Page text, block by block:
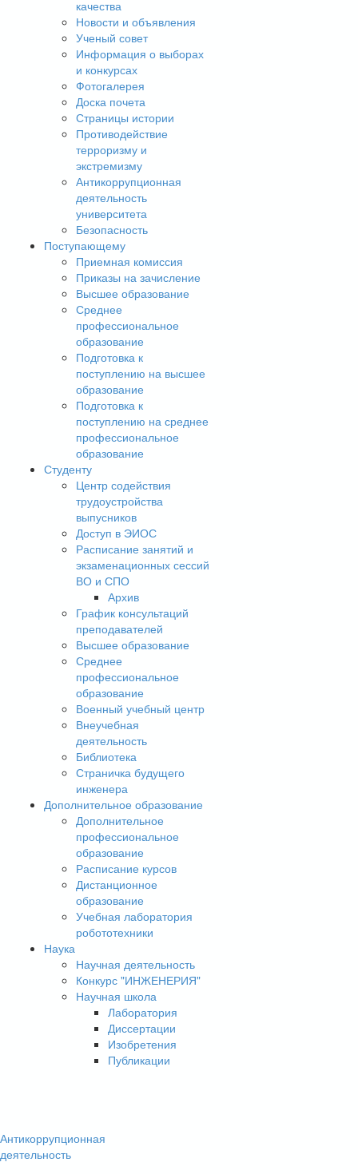
качества
Новости и объявления
Ученый совет
Информация о выборах
и конкурсах
Фотогалерея
Доска почета
Страницы истории
Противодействие
терроризму и
экстремизму
Антикоррупционная
деятельность
университета
Безопасность
Поступающему
Приемная комиссия
Приказы на зачисление
Высшее образование
Среднее
профессиональное
образование
Подготовка к
поступлению на высшее
образование
Подготовка к
поступлению на среднее
профессиональное
образование
Студенту
Центр содействия
трудоустройства
выпусников
Доступ в ЭИОС
Расписание занятий и
экзаменационных сессий
ВО и СПО
Архив
График консультаций
преподавателей
Высшее образование
Среднее
профессиональное
образование
Военный учебный центр
Внеучебная
деятельность
Библиотека
Страничка будущего
инженера
Дополнительное образование
Дополнительное
профессиональное
образование
Расписание курсов
Дистанционное
образование
Учебная лаборатория
робототехники
Наука
Научная деятельность
Конкурс "ИНЖЕНЕРИЯ"
Научная школа
Лаборатория
Диссертации
Изобретения
Публикации
Антикоррупционная
деятельность